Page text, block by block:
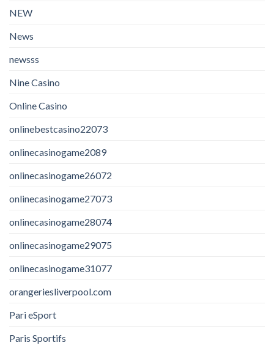
NEW
News
newsss
Nine Casino
Online Casino
onlinebestcasino22073
onlinecasinogame2089
onlinecasinogame26072
onlinecasinogame27073
onlinecasinogame28074
onlinecasinogame29075
onlinecasinogame31077
orangeriesliverpool.com
Pari eSport
Paris Sportifs